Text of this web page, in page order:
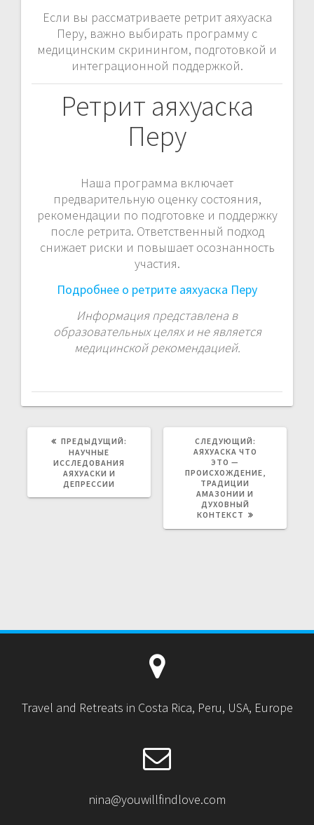
Если вы рассматриваете ретрит аяхуаска
Перу, важно выбирать программу с
медицинским скринингом, подготовкой и
интеграционной поддержкой.
Ретрит аяхуаска
Перу
Наша программа включает
предварительную оценку состояния,
рекомендации по подготовке и поддержку
после ретрита. Ответственный подход
снижает риски и повышает осознанность
участия.
Подробнее о ретрите аяхуаска Перу
Информация представлена в
образовательных целях и не является
медицинской рекомендацией.
ПРЕДЫДУЩИЙ:
НАУЧНЫЕ
ИССЛЕДОВАНИЯ
АЯХУАСКИ И
ДЕПРЕССИИ
СЛЕДУЮЩИЙ:
Л
Д
АЯХУАСКА ЧТО
ЭТО —
ПРОИСХОЖДЕНИЕ,
ТРАДИЦИИ
АМАЗОНИИ И
ДУХОВНЫЙ
КОНТЕКСТ
Travel and Retreats in Costa Rica, Peru, USA, Europe
nina@youwillfindlove.com